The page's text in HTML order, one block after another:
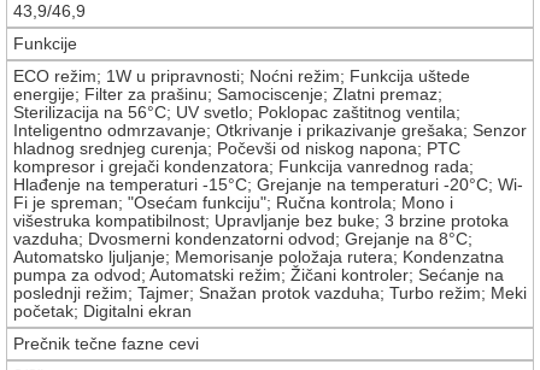
43,9/46,9
Funkcije
ECO režim; 1W u pripravnosti; Noćni režim; Funkcija uštede
energije; Filter za prašinu; Samociscenje; Zlatni premaz;
Sterilizacija na 56°C; UV svetlo; Poklopac zaštitnog ventila;
Inteligentno odmrzavanje; Otkrivanje i prikazivanje grešaka; Senzor
hladnog srednjeg curenja; Počevši od niskog napona; PTC
kompresor i grejači kondenzatora; Funkcija vanrednog rada;
Hlađenje na temperaturi -15°C; Grejanje na temperaturi -20°C; Wi-
Fi je spreman; "Osećam funkciju"; Ručna kontrola; Mono i
višestruka kompatibilnost; Upravljanje bez buke; 3 brzine protoka
vazduha; Dvosmerni kondenzatorni odvod; Grejanje na 8°C;
Automatsko ljuljanje; Memorisanje položaja rutera; Kondenzatna
pumpa za odvod; Automatski režim; Žičani kontroler; Sećanje na
poslednji režim; Tajmer; Snažan protok vazduha; Turbo režim; Meki
početak; Digitalni ekran
Prečnik tečne fazne cevi